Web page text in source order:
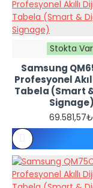
TEKLIF
İSTEYINIZ
Stokta Var
Samsung
Profesyonel
Tabela (Smart
Signage)
69.581,57₺